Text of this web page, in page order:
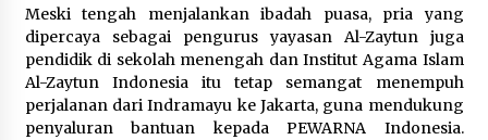
Meski tengah menjalankan ibadah puasa, pria yang
dipercaya sebagai pengurus yayasan Al-Zaytun juga
pendidik di sekolah menengah dan Institut Agama Islam
Al-Zaytun Indonesia itu tetap semangat menempuh
perjalanan dari Indramayu ke Jakarta, guna mendukung
penyaluran bantuan kepada PEWARNA Indonesia.